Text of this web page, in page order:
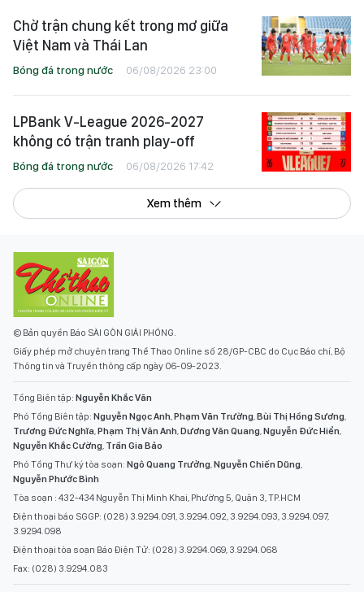
Chờ trận chung kết trong mơ giữa
Việt Nam và Thái Lan
Bóng đá trong nước 06/08/2026 23:00
LPBank V-League 2026-2027
không có trận tranh play-off
Bóng đá trong nước 06/08/2026 17:42
Xem thêm
© Bản quyền Báo SÀI GÒN GIẢI PHÓNG.
Giấy phép mở chuyên trang Thể Thao Online số 28/GP-CBC do Cục Báo chí, Bộ
Thông tin và Truyền thông cấp ngày 06-09-2023.
Tổng Biên tập: Nguyễn Khắc Văn
Phó Tổng Biên tập: Nguyễn Ngọc Anh,Phạm Văn Trường,Bùi Thị Hồng Sương,
Trương Đức Nghĩa,Phạm Thị Vân Anh,Dương Văn Quang,Nguyễn Đức Hiển,
Nguyễn Khắc Cường, Trần Gia Bảo
Phó Tổng Thư ký tòa soạn: Ngô Quang Trưởng,Nguyễn Chiến Dũng,
Nguyễn Phước Bình
Tòa soạn : 432-434 Nguyễn Thị Minh Khai, Phường 5, Quận 3, TP.HCM
Điện thoại báo SGGP: (028) 3.9294.091, 3.9294.092, 3.9294.093, 3.9294.097,
3.9294.098
Điện thoại tòa soạn Báo Điện Tử: (028) 3.9294.069, 3.9294.068
Fax: (028) 3.9294.083